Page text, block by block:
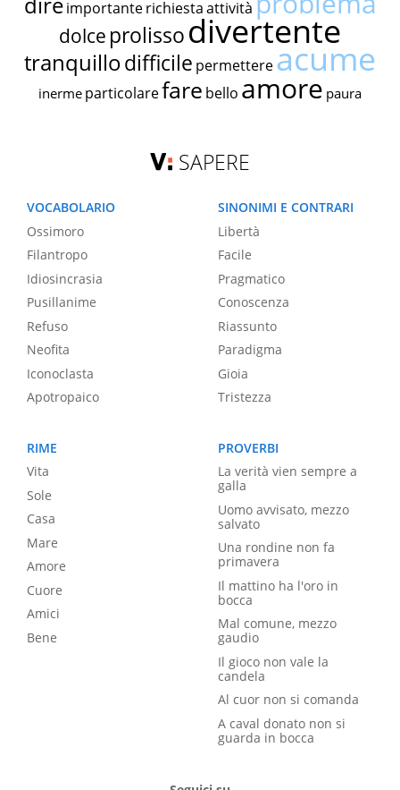
importante richiestaattività
dolce prolissodivertente
tranquillodifficile permettereacume
inerme particolarefare bello amore paura
SAPERE
VOCABOLARIO
Ossimoro
Filantropo
Idiosincrasia
Pusillanime
Refuso
Neofita
Iconoclasta
Apotropaico
SINONIMI E CONTRARI
Libertà
Facile
Pragmatico
Conoscenza
Riassunto
Paradigma
Gioia
Tristezza
RIME
Vita
Sole
Casa
Mare
Amore
Cuore
Amici
Bene
PROVERBI
La verità vien sempre a
galla
Uomo avvisato, mezzo
salvato
Una rondine non fa
primavera
Il mattino ha l'oro in
bocca
Mal comune, mezzo
gaudio
Il gioco non vale la
candela
Al cuor non si comanda
A caval donato non si
guarda in bocca